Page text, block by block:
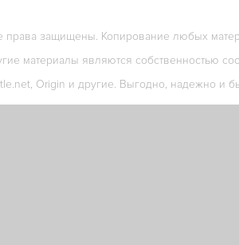
права защищены. Копирование любых
материалы являются собственностью
Origin и другие. Выгодно, надежно и